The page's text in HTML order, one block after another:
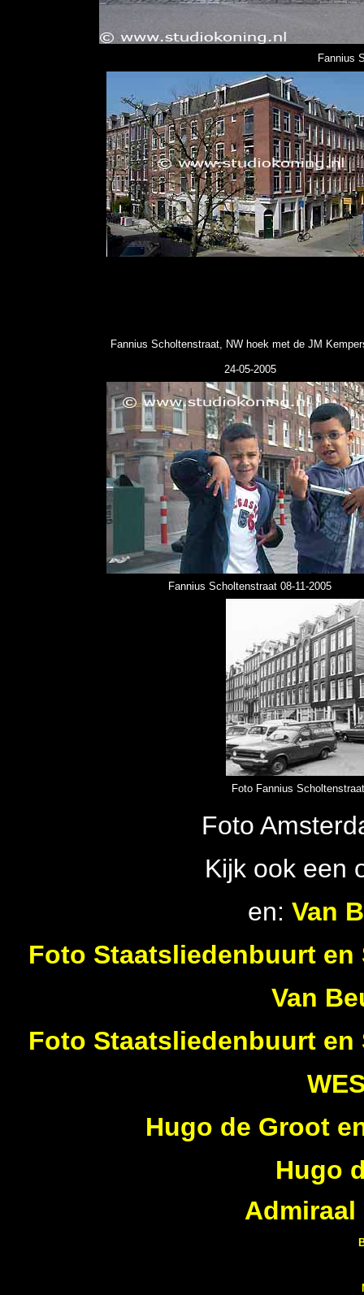
Fannius
Fannius Scholtenstraat, NW hoek met de JM
24-05-2005
Fannius Scholtenstraat 08-11-2005
Foto Fannius
Foto
Kijk ook een
en: Van
Foto Staatsliedenbuurt
Van
Foto Staatsliedenbuurt
Hugo de Groot
Hugo